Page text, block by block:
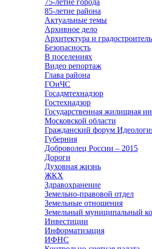
75-летие города
85-летие района
Актуальные темы
Архивное дело
Архитектура и
Безопасность
В поселениях
Видео репортаж
Глава района
ГОиЧС
Госадмтехнадзор
Гостехнадзор
Государственная жилищная
Московской области
Гражданский форум
Губерния
Доброволец России – 2015
Дороги
Духовная жизнь
ЖКХ
Здравохранение
Земельно-правовой отдел
Земельные отношения
Земельный муниципальный
Инвестиции
Информатизация
ИФНС